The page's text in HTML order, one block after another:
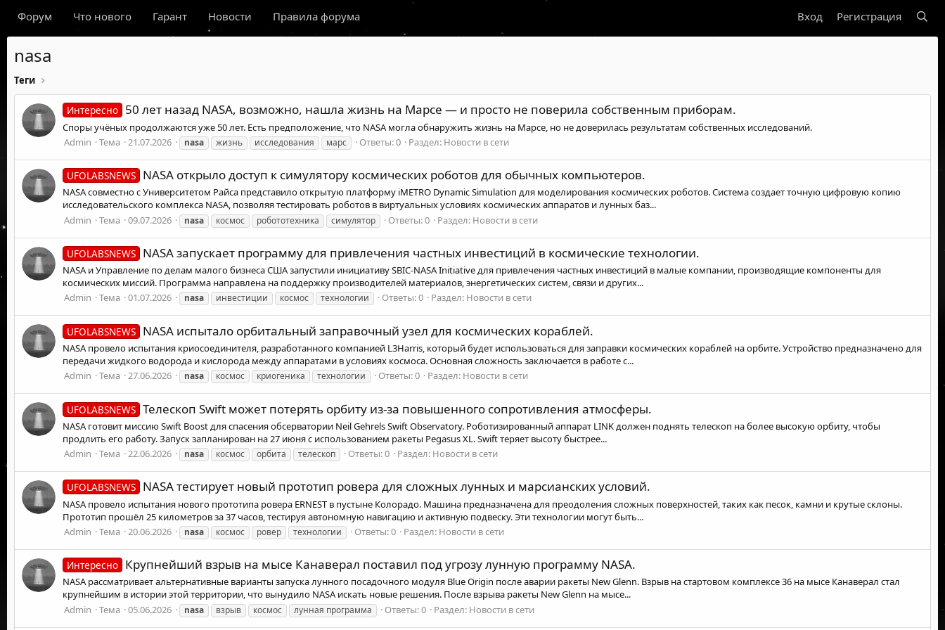
Форум Что нового Гарант Новости Правила форума Вход Регистрация
nasa
Теги
Интересно 50 лет назад NASA, возможно, нашла жизнь на Марсе — и просто не поверила собственным приборам.
Споры учёных продолжаются уже 50 лет. Есть предположение, что NASA могла обнаружить жизнь на Марсе, но не доверилась результатам собственных исследований.
Admin
Тема 21.07.2026 nasa жизнь исследования марс Ответы: 0 Раздел: Новости в сети
UFOLABSNEWS NASA открыло доступ к симулятору космических роботов для обычных компьютеров.
NASA совместно с Университетом Райса представило открытую платформу iMETRO Dynamic Simulation для моделирования космических роботов. Система создает точную цифровую копию
исследовательского комплекса NASA, позволяя тестировать роботов в виртуальных условиях космических аппаратов и лунных баз...
Admin
Тема 09.07.2026 nasa космос робототехника симулятор Ответы: 0 Раздел: Новости в сети
UFOLABSNEWS NASA запускает программу для привлечения частных инвестиций в космические технологии.
NASA и Управление по делам малого бизнеса США запустили инициативу SBIC-NASA Initiative для привлечения частных инвестиций в малые компании, производящие компоненты для
космических миссий. Программа направлена на поддержку производителей материалов, энергетических систем, связи и других...
Admin
Тема 01.07.2026 nasa инвестиции космос технологии Ответы: 0 Раздел: Новости в сети
UFOLABSNEWS NASA испытало орбитальный заправочный узел для космических кораблей.
NASA провело испытания криосоединителя, разработанного компанией L3Harris, который будет использоваться для заправки космических кораблей на орбите. Устройство предназначено для
передачи жидкого водорода и кислорода между аппаратами в условиях космоса. Основная сложность заключается в работе с...
Admin
Тема 27.06.2026 nasa космос криогеника технологии Ответы: 0 Раздел: Новости в сети
UFOLABSNEWS Телескоп Swift может потерять орбиту из-за повышенного сопротивления атмосферы.
NASA готовит миссию Swift Boost для спасения обсерватории Neil Gehrels Swift Observatory. Роботизированный аппарат LINK должен поднять телескоп на более высокую орбиту, чтобы
продлить его работу. Запуск запланирован на 27 июня с использованием ракеты Pegasus XL. Swift теряет высоту быстрее...
Admin
Тема 22.06.2026 nasa космос орбита телескоп Ответы: 0 Раздел: Новости в сети
UFOLABSNEWS NASA тестирует новый прототип ровера для сложных лунных и марсианских условий.
NASA провело испытания нового прототипа ровера ERNEST в пустыне Колорадо. Машина предназначена для преодоления сложных поверхностей, таких как песок, камни и крутые склоны.
Прототип прошёл 25 километров за 37 часов, тестируя автономную навигацию и активную подвеску. Эти технологии могут быть...
Admin
Тема 20.06.2026 nasa космос ровер технологии Ответы: 0 Раздел: Новости в сети
Интересно Крупнейший взрыв на мысе Канаверал поставил под угрозу лунную программу NASA.
NASA рассматривает альтернативные варианты запуска лунного посадочного модуля Blue Origin после аварии ракеты New Glenn. Взрыв на стартовом комплексе 36 на мысе Канаверал стал
крупнейшим в истории этой территории, что вынудило NASA искать новые решения. После взрыва ракеты New Glenn на мысе...
Admin
Тема 05.06.2026 nasa взрыв космос лунная программа Ответы: 0 Раздел: Новости в сети